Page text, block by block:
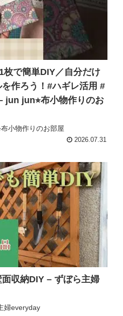
枚で簡単DIY／自分だけ
作ろう！#ハギレ活用 #
jun jun⭐︎布小物作りのお
小物作りのお部屋
2026.07.31
収納DIY – ずぼら主婦
婦everyday